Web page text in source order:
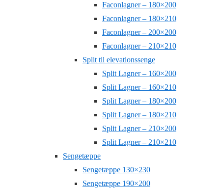
Faconlagner – 180×200
Faconlagner – 180×210
Faconlagner – 200×200
Faconlagner – 210×210
Split til elevationssenge
Split Lagner – 160×200
Split Lagner – 160×210
Split Lagner – 180×200
Split Lagner – 180×210
Split Lagner – 210×200
Split Lagner – 210×210
Sengetæppe
Sengetæppe 130×230
Sengetæppe 190×200